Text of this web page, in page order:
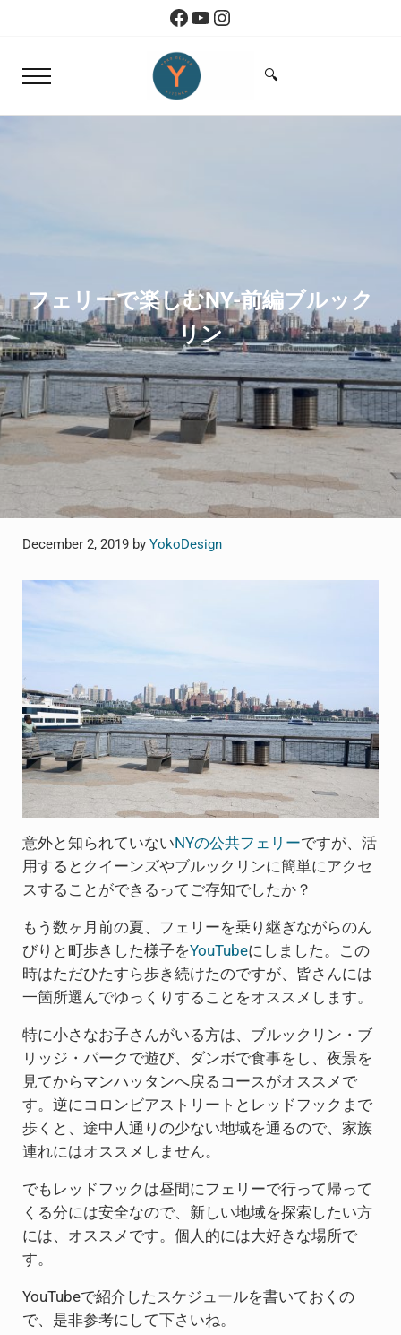
Skip to header right navigationFacebook
YouTube
Instagram
Menu
Yoko Design Kitchen
Search...
🔍
フェリーで楽しむNY-前編ブルック
リン
December 2, 2019 by YokoDesign
意外と知られていない NYの公共フェリーですが、活
用するとクイーンズやブルックリンに簡単にアクセ
スすることができるってご存知でしたか？
もう数ヶ月前の夏、フェリーを乗り継ぎながらのん
びりと町歩きした様子をYouTubeにしました。この
時はただひたすら歩き続けたのですが、皆さんには
一箇所選んでゆっくりすることをオススメします。
特に小さなお子さんがいる方は、ブルックリン・ブ
リッジ・パークで遊び、ダンボで食事をし、夜景を
見てからマンハッタンへ戻るコースがオススメで
す。逆にコロンビアストリートとレッドフックまで
歩くと、途中人通りの少ない地域を通るので、家族
連れにはオススメしません。
でもレッドフックは昼間にフェリーで行って帰って
くる分には安全なので、新しい地域を探索したい方
には、オススメです。個人的には大好きな場所で
す。
YouTubeで紹介したスケジュールを書いておくの
で、是非参考にして下さいね。